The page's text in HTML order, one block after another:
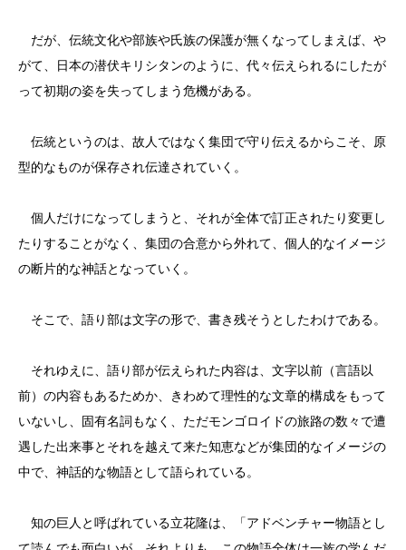
だが、伝統文化や部族や氏族の保護が無くなってしまえば、や
がて、日本の潜伏キリシタンのように、代々伝えられるにしたが
って初期の姿を失ってしまう危機がある。
伝統というのは、故人ではなく集団で守り伝えるからこそ、原
型的なものが保存され伝達されていく。
個人だけになってしまうと、それが全体で訂正されたり変更し
たりすることがなく、集団の合意から外れて、個人的なイメージ
の断片的な神話となっていく。
そこで、語り部は文字の形で、書き残そうとしたわけである。
それゆえに、語り部が伝えられた内容は、文字以前（言語以
前）の内容もあるためか、きわめて理性的な文章的構成をもって
いないし、固有名詞もなく、ただモンゴロイドの旅路の数々で遭
遇した出来事とそれを越えて来た知恵などが集団的なイメージの
中で、神話的な物語として語られている。
知の巨人と呼ばれている立花隆は、「アドベンチャー物語とし